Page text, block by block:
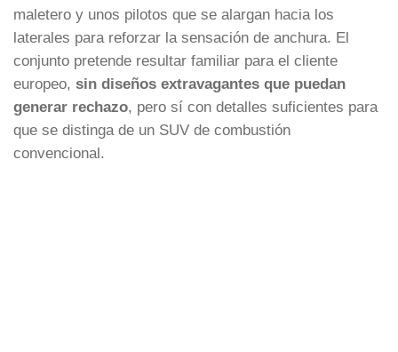
maletero y unos pilotos que se alargan hacia los
laterales para reforzar la sensación de anchura. El
conjunto pretende resultar familiar para el cliente
europeo, sin diseños extravagantes que puedan
generar rechazo, pero sí con detalles suficientes para
que se distinga de un SUV de combustión
convencional.